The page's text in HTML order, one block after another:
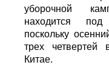
Высокие
цветения и
особенно
повышенная
условия для